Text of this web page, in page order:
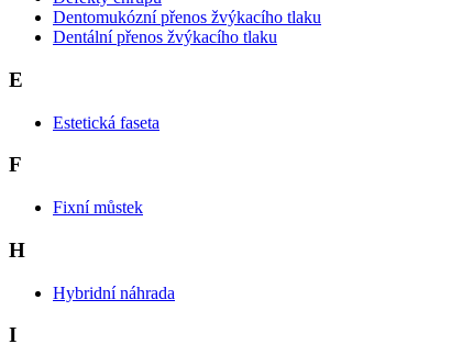
Dentomukózní přenos žvýkacího tlaku
Dentální přenos žvýkacího tlaku
E
Estetická faseta
F
Fixní můstek
H
Hybridní náhrada
I